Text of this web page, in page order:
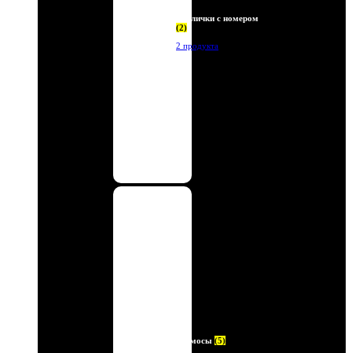
Таблички с номером
(2)
2 продукта
Термосы (5)